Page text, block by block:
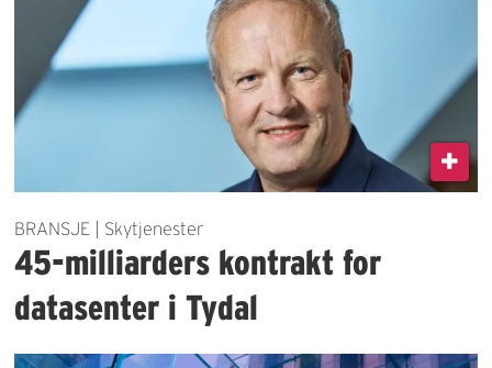
BRANSJE | Skytjenester
45-milliarders kontrakt for
datasenter i Tydal